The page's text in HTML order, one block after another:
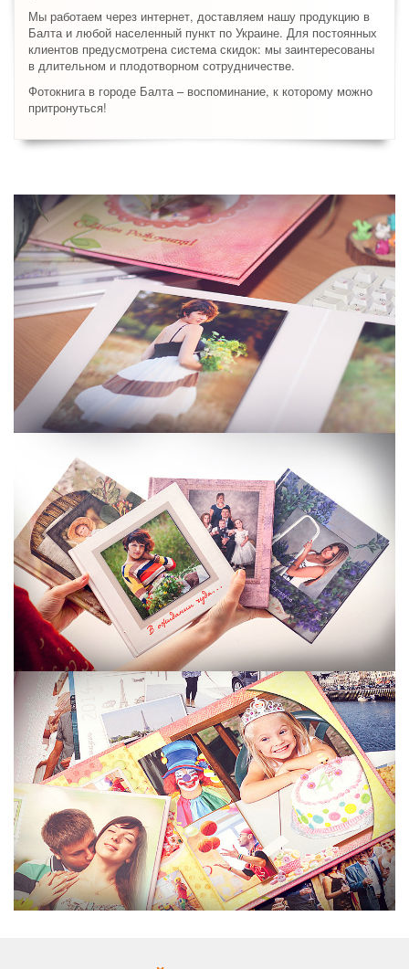
Мы работаем через интернет, доставляем нашу продукцию в
Балта и любой населенный пункт по Украине. Для постоянных
клиентов предусмотрена система скидок: мы заинтересованы
в длительном и плодотворном сотрудничестве.
Фотокнига в городе Балта – воспоминание, к которому можно
притронуться!